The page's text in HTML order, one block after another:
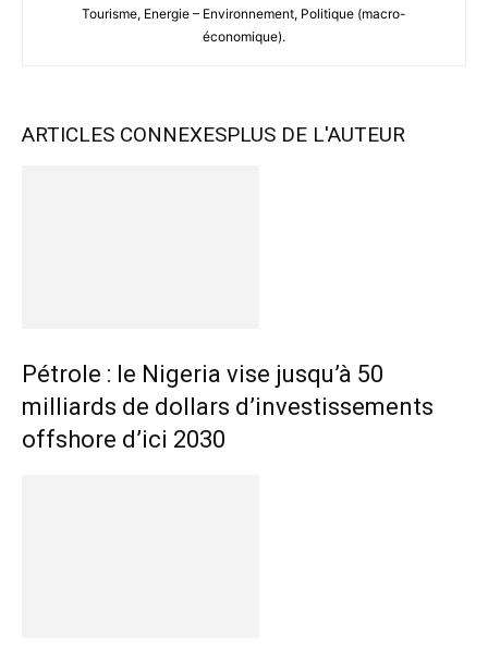
Tourisme, Energie – Environnement, Politique (macro-
économique).
ARTICLES CONNEXESPLUS DE L'AUTEUR
Pétrole : le Nigeria vise jusqu’à 50
milliards de dollars d’investissements
offshore d’ici 2030